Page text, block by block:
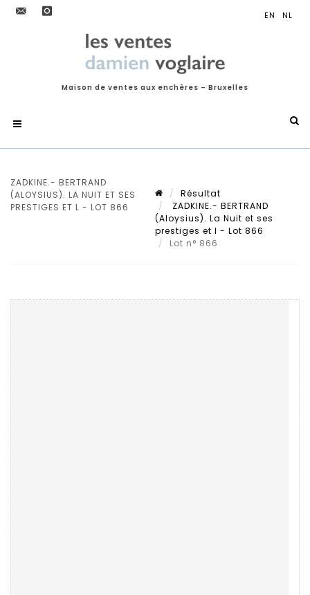
Maison de ventes aux enchères – Bruxelles
ZADKINE.- BERTRAND
(ALOYSIUS). LA NUIT ET SES
PRESTIGES ET L - LOT 866
Résultat
ZADKINE.- BERTRAND
(Aloysius). La Nuit et ses
prestiges et l - Lot 866
Lot n° 866